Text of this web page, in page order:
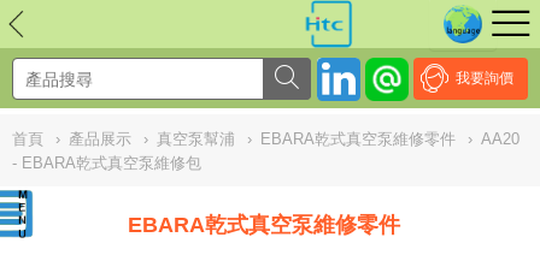
我要詢價
首頁 › 產品展示 › 真空泵幫浦 › EBARA乾式真空泵維修零件 › AA20
- EBARA乾式真空泵維修包
EBARA乾式真空泵維修零件
NULL